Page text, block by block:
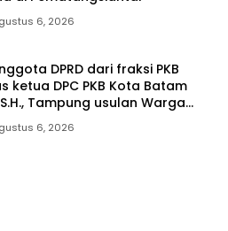
6, 2026
DPRD dari fraksi PKB
ketua DPC PKB Kota Batam
Tampung usulan Warga
Minta Jalan, Ambulans, dan
6, 2026